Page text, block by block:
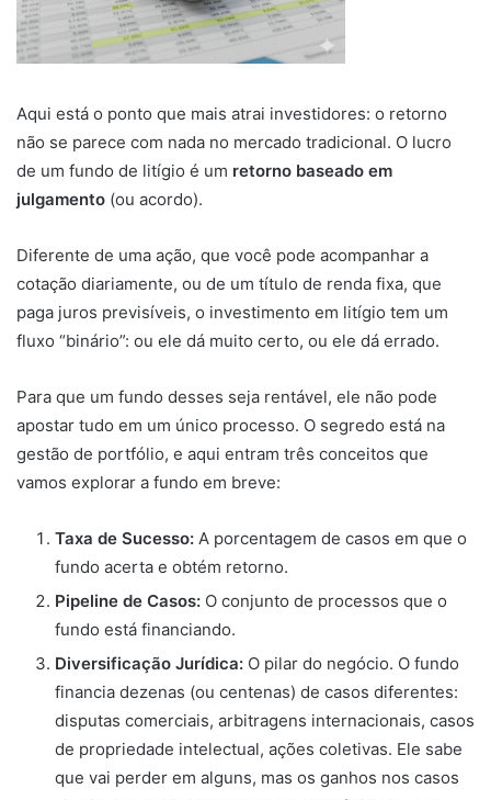
Aqui está o ponto que mais atrai investidores: o retorno
não se parece com nada no mercado tradicional. O lucro
de um fundo de litígio é um retorno baseado em
julgamento (ou acordo).
Diferente de uma ação, que você pode acompanhar a
cotação diariamente, ou de um título de renda fixa, que
paga juros previsíveis, o investimento em litígio tem um
fluxo “binário”: ou ele dá muito certo, ou ele dá errado.
Para que um fundo desses seja rentável, ele não pode
apostar tudo em um único processo. O segredo está na
gestão de portfólio, e aqui entram três conceitos que
vamos explorar a fundo em breve:
Taxa de Sucesso: A porcentagem de casos em que o
fundo acerta e obtém retorno.
Pipeline de Casos: O conjunto de processos que o
fundo está financiando.
Diversificação Jurídica: O pilar do negócio. O fundo
financia dezenas (ou centenas) de casos diferentes:
disputas comerciais, arbitragens internacionais, casos
de propriedade intelectual, ações coletivas. Ele sabe
que vai perder em alguns, mas os ganhos nos casos